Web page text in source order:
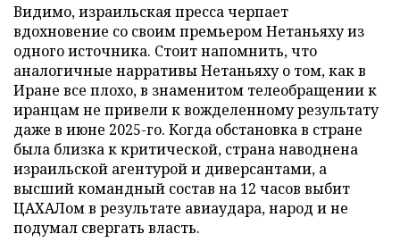
Видимо, израильская пресса черпает
вдохновение со своим премьером Нетаньяху из
одного источника. Стоит напомнить, что
аналогичные нарративы Нетаньяху о том, как в
Иране все плохо, в знаменитом телеобращении к
иранцам не привели к вожделенному результату
даже в июне 2025-го. Когда обстановка в стране
была близка к критической, страна наводнена
израильской агентурой и диверсантами, а
высший командный состав на 12 часов выбит
ЦАХАЛом в результате авиаудара, народ и не
подумал свергать власть.